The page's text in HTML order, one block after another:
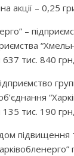
акції – 0,25
–
тис. 840
тис. 190